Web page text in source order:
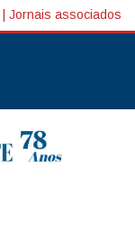
Jornais associados